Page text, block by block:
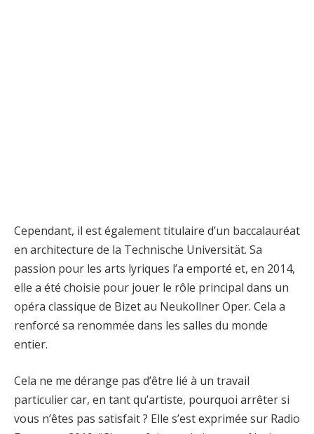
Cependant, il est également titulaire d’un baccalauréat
en architecture de la Technische Universität. Sa
passion pour les arts lyriques l’a emporté et, en 2014,
elle a été choisie pour jouer le rôle principal dans un
opéra classique de Bizet au Neukollner Oper. Cela a
renforcé sa renommée dans les salles du monde
entier.
Cela ne me dérange pas d’être lié à un travail
particulier car, en tant qu’artiste, pourquoi arrêter si
vous n’êtes pas satisfait ? Elle s’est exprimée sur Radio